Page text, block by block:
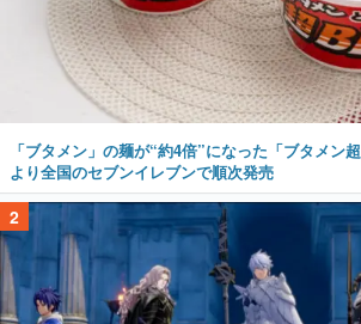
「ブタメン」の麺が“約4倍”になった「ブタメン
より全国のセブンイレブンで順次発売
2